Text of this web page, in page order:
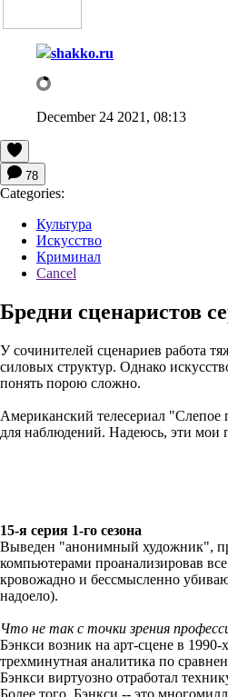
shakko.ru
December 24 2021, 08:13
78
Categories:
Культура
Искусство
Криминал
Cancel
Бредни сценаристов
У сочинителей сценариев работа
силовых структур. Однако
понять порою сложно.
Американский телесериал "Слепое
для наблюдений. Надеюсь, эти мои
15-я серия 1-го сезона
Выведен "анонимный художник",
компьютерами проанализировав
кровожадно и бессмысленно
надоело).
Что не так с точки зрения
Бэнкси возник на арт-сцене в
трехминутная аналитика по
Бэнкси виртуозно отработал
Более того, Бэнкси -- это